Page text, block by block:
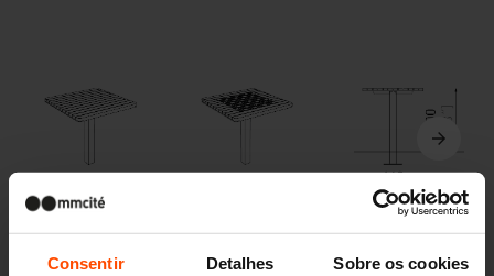
Consentir Detalhes Sobre os cookies